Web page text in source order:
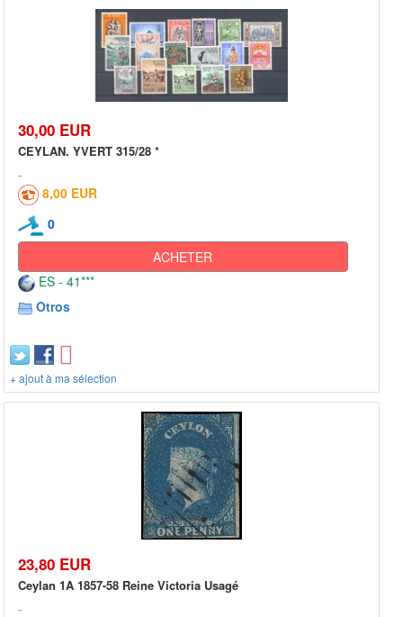
30,00 EUR
CEYLAN. YVERT 315/28 *
8,00 EUR
0
ACHETER
ES - 41***
Otros
+ ajout à ma sélection
23,80 EUR
Ceylan 1A 1857-58 Reine Victoria Usagé